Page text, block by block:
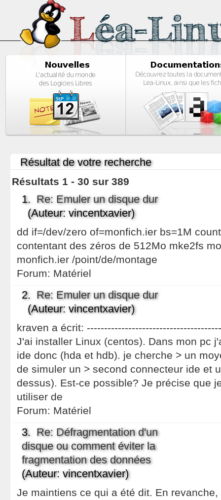
Résultat de votre recherche
Résultats 1 - 30 sur 389
1. Re: Emuler un disque dur
(Auteur: vincentxavier)
dd if=/dev/zero of=monfich.ier bs=1M
contentant des zéros de 512Mo mke2fs
monfich.ier /point/de/montage
Forum: Matériel
2. Re: Emuler un disque dur
(Auteur: vincentxavier)
kraven a écrit:
J'ai installer Linux (centos). Dans mon pc
ide donc (hda et hdb). je cherche > un
de simuler un > second connecteur ide et
dessus). Est-ce possible? Je précise que
utiliser de
Forum: Matériel
3. Re: Défragmentation d'un
disque ou comment éviter la
fragmentation des données
(Auteur: vincentxavier)
Je maintiens ce qui a été dit. En